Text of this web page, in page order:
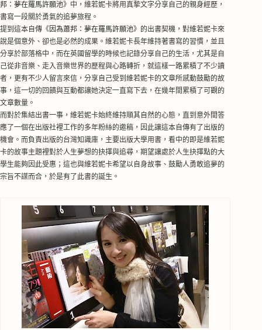
邦：夢在羅馬許願池》 中，維若妮卡將用真摯文字分享自己的親身經歷，
書寫一段關於勇氣的追夢旅程。
提到這本自傳 《因為蕭邦：夢在羅馬許願池》 的出書契機，對維若妮卡來
說是個意外、卻也是必然的成果。維若妮卡長年維持著書寫的習慣，並且
分享於部落格中，而在英國留學的時候也記錄分享自己的生活，尤其是自
己從非音樂、走入音樂世界的歷程與心路轉折，就這樣一路累積了不少讀
者， 更有不少人留言來信，分享自己受到維若妮卡的文章所感動鼓勵的故
事，這一切的回饋與互動都讓她決定一直寫下去， 在幾年間累積了可觀的
文章數量。
而對於集結出書一事，維若妮卡始終維持順其自然的心態，直到意外間答
應了一個在出版社裡工作的多年粉絲的邀稿，因此讓這本自傳有了 出版的
機會。而負責出版的台灣知識庫，主要出版大學用書，看中的即是維若妮
卡的故事主題裡對於人生夢想的抉擇與追尋，期望讓處於人生抉擇點的大
學生能夠因此受惠；這也與維若妮卡希望以自身故事、鼓勵人勇敢追夢的
宗旨不謀而合，於是有了此書的誕生。